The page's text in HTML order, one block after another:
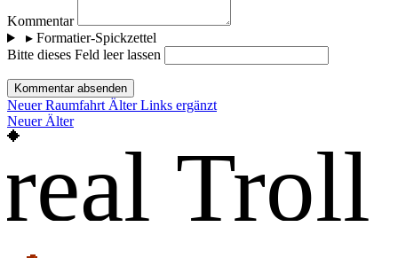
Kommentar
▸Formatier-Spickzettel
Bitte dieses Feld leer lassen
Kommentar absenden
Neuer Raumfahrt Älter Links ergänzt
Neuer Älter
real Troll